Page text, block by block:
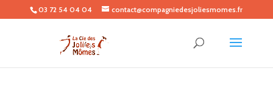
03 72 54 04 04 contact@compagniedesjoliesmomes.fr